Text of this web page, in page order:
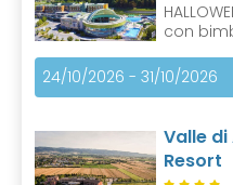
con
24/10/2026 - 31/10/2026
Valle di
Resort